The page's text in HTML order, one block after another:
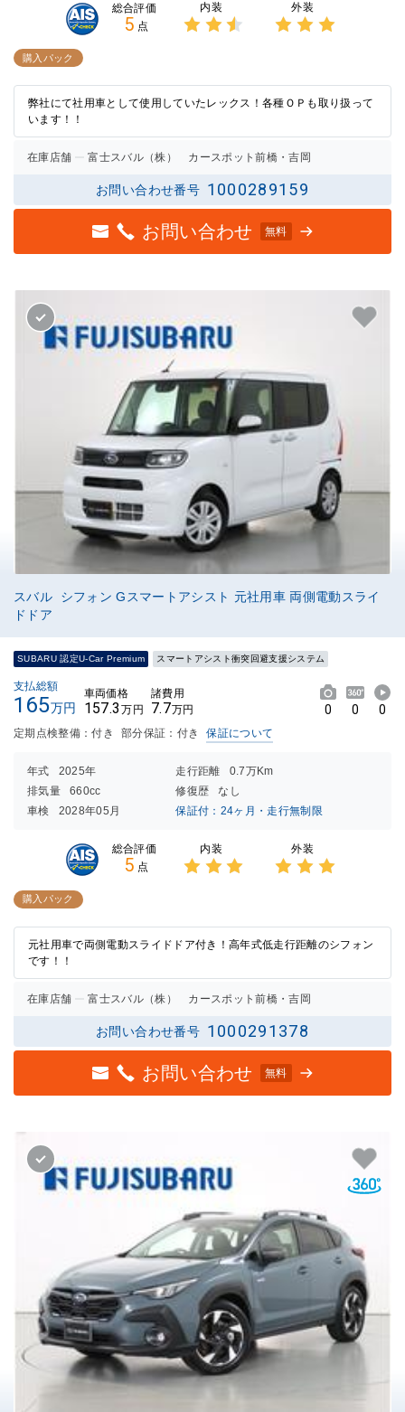
総合評価
5 点
内装 外装
購入パック
弊社にて社用車として使用していたレックス！各種ＯＰも取り扱って
います！！
在庫店舗 富士スバル（株） カースポット前橋・吉岡
お問い合わせ番号 1000289159
お問い合わせ 無料
スバル シフォン Gスマートアシスト 元社用車 両側電動スライ
ドドア
SUBARU 認定U-Car Premium スマートアシスト衝突回避支援システム
支払総額
165万円
車両価格
157.3 万円
諸費用
7.7万円 0 0 0
定期点検整備：付き 部分保証：付き 保証について
年式 2025年 走行距離
0.7万Km
排気量
660cc 修復歴
なし
車検
2028年05月 保証付：24ヶ月・走行無制限
総合評価
5 点
内装 外装
購入パック
元社用車で両側電動スライドドア付き！高年式低走行距離のシフォン
です！！
在庫店舗 富士スバル（株） カースポット前橋・吉岡
お問い合わせ番号 1000291378
お問い合わせ 無料